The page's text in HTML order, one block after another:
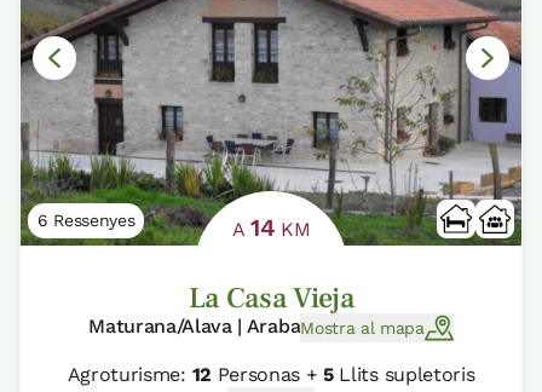
6 Ressenyes A 14 KM
La Casa Vieja
Maturana/Alava | ArabaMostra al mapa
Agroturisme: 12 Personas +5Llits supletoris